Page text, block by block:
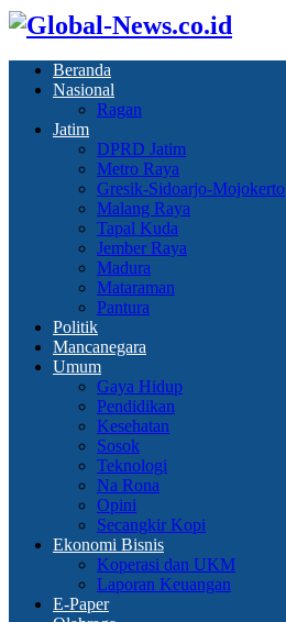
Beranda
Nasional
Ragan
Jatim
DPRD Jatim
Metro Raya
Gresik-Sidoarjo-Mojokerto
Malang Raya
Tapal Kuda
Jember Raya
Madura
Mataraman
Pantura
Politik
Mancanegara
Umum
Gaya Hidup
Pendidikan
Kesehatan
Sosok
Teknologi
Na Rona
Opini
Secangkir Kopi
Ekonomi Bisnis
Koperasi dan UKM
Laporan Keuangan
E-Paper